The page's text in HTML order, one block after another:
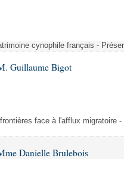
cynophile français -
Guillaume Bigot
face à l'afflux migratoire
Danielle Brulebois